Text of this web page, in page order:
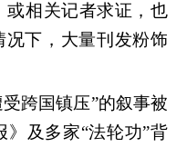
或相关记者求证，也
况下 ， 大量刊发粉饰
受跨国镇压”的叙事被
》及多家“法轮功”背